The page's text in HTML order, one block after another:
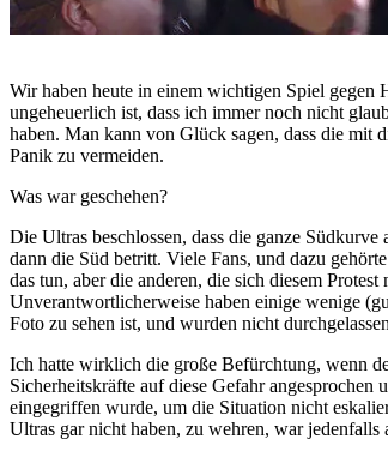
Wir haben heute in einem wichtigen Spiel gegen
ungeheuerlich ist, dass ich immer noch nicht
haben. Man kann von Glück sagen, dass die mit
Panik zu vermeiden.
Was war geschehen?
Die Ultras beschlossen, dass die ganze Südkurve
dann die Süd betritt. Viele Fans, und dazu
das tun, aber die anderen, die sich diesem
Unverantwortlicherweise haben einige wenige
Foto zu sehen ist, und wurden nicht
Ich hatte wirklich die große Befürchtung, wenn
Sicherheitskräfte auf diese Gefahr
eingegriffen wurde, um die Situation nicht
Ultras gar nicht haben, zu wehren, war jedenfalls